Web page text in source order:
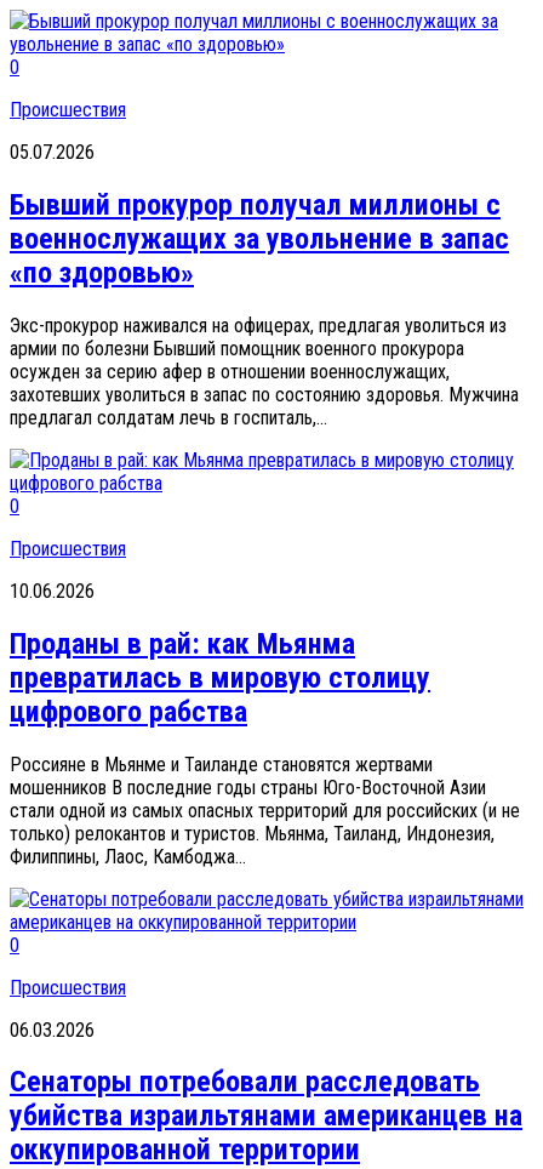
0
Происшествия
05.07.2026
Бывший прокурор получал миллионы с
военнослужащих за увольнение в запас
«по здоровью»
Экс-прокурор наживался на офицерах, предлагая уволиться из
армии по болезни Бывший помощник военного прокурора
осужден за серию афер в отношении военнослужащих,
захотевших уволиться в запас по состоянию здоровья. Мужчина
предлагал солдатам лечь в госпиталь,...
0
Происшествия
10.06.2026
Проданы в рай: как Мьянма
превратилась в мировую столицу
цифрового рабства
Россияне в Мьянме и Таиланде становятся жертвами
мошенников В последние годы страны Юго-Восточной Азии
стали одной из самых опасных территорий для российских (и не
только) релокантов и туристов. Мьянма, Таиланд, Индонезия,
Филиппины, Лаос, Камбоджа...
0
Происшествия
06.03.2026
Сенаторы потребовали расследовать
убийства израильтянами американцев на
оккупированной территории